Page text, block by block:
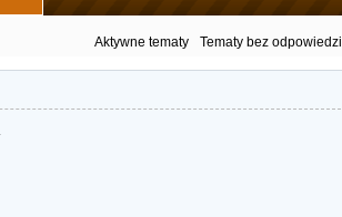
Aktywne tematy Tematy bez odpowiedzi